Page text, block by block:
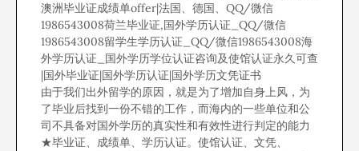
澳洲毕业证成绩单offer|法国、德国、QQ/微信
1986543008荷兰毕业证,国外学历认证_QQ/微信
1986543008留学生学历认证_QQ/微信1986543008海
外学历认证_国外学历学位认证咨询及使馆认证永久可查
|国外毕业证|国外学历认证|国外学历文凭证书
由于我们出外留学的原因，就是为了增加自身上风，为
了毕业后找到一份不错的工作，而海内的一些单位和公
司不具备对国外学历的真实性和有效性进行判定的能力
★毕业证、成绩单、学历认证。使馆认证、文凭、